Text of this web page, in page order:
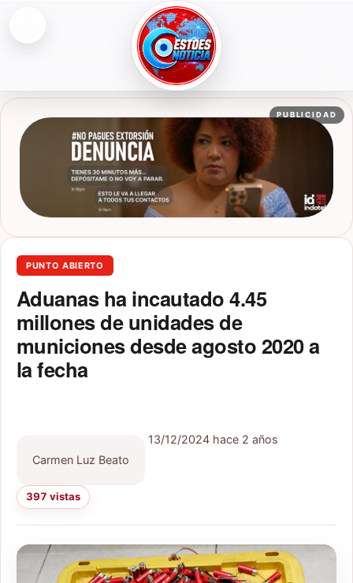
ESTOESNOTICIA|NOTICIAS
PUBLICIDAD
PUNTO ABIERTO
Aduanas ha incautado 4.45
millones de unidades de
municiones desde agosto 2020 a
la fecha
Carmen Luz Beato
13/12/2024 hace 2 años
397 vistas